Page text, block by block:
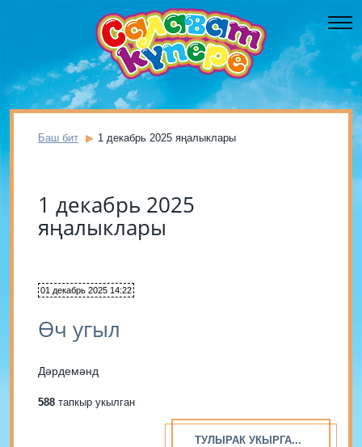
Баш бит 1 декабрь 2025 яңалыклары
1 декабрь 2025
яңалыклары
01 декабрь 2025 14:22
Өч угыл
Дәрдемәнд
588 тапкыр укылган
ТУЛЫРАК УКЫРГА...